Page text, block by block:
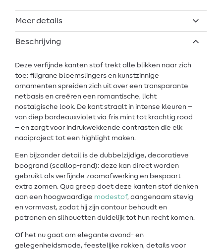
Meer details
Beschrijving
Deze verfijnde kanten stof trekt alle blikken naar zich
toe: filigrane bloemslingers en kunstzinnige
ornamenten spreiden zich uit over een transparante
netbasis en creëren een romantische, licht
nostalgische look. De kant straalt in intense kleuren –
van diep bordeauxviolet via fris mint tot krachtig rood
– en zorgt voor indrukwekkende contrasten die elk
naaiproject tot een highlight maken.
Een bijzonder detail is de dubbelzijdige, decoratieve
boogrand (scallop-rand): deze kan direct worden
gebruikt als verfijnde zoomafwerking en bespaart
extra zomen. Qua greep doet deze kanten stof denken
aan een hoogwaardige modestof, aangenaam stevig
en vormvast, zodat hij zijn contour behoudt en
patronen en silhouetten duidelijk tot hun recht komen.
Of het nu gaat om elegante avond- en
gelegenheidsmode, feestelijke rokken, details voor